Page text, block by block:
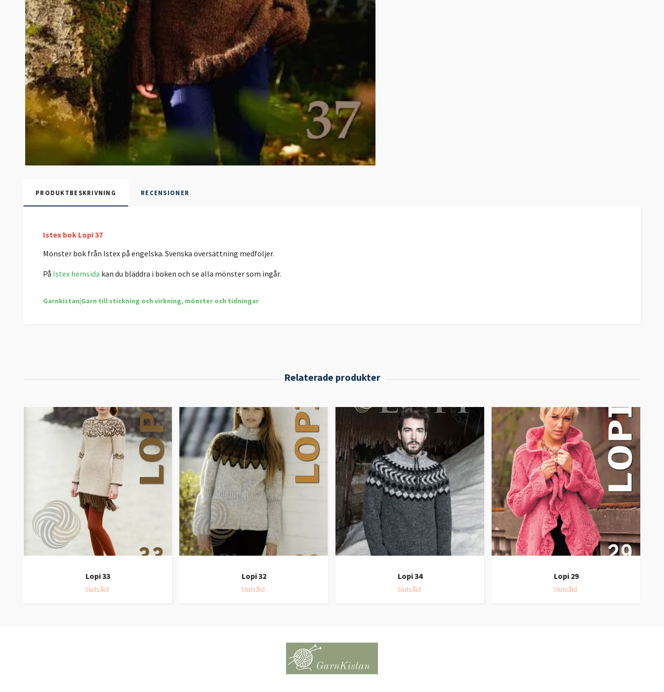
PRODUKTBESKRIVNING RECENSIONER
Istex bok Lopi 37
Mönster bok från Istex på engelska. Svenska översättning medföljer.
På Istex hemsida kan du bläddra i boken och se alla mönster som ingår.
Garnkistan|Garn till stickning och virkning, mönster och tidningar
Lopi 33
Slutsåld
Lopi 32
Slutsåld
Lopi 34
Slutsåld
Lopi 29
Slutsåld